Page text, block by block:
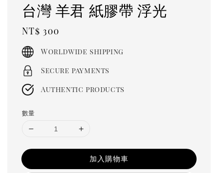
台灣 羊君 紙膠帶 浮光
Regular
price
NT$ 300
Worldwide shipping
Secure payments
Authentic products
數量
加入購物車